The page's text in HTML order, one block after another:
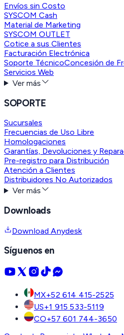
Envíos sin Costo
SYSCOM Cash
Material de Marketing
SYSCOM OUTLET
Cotice a sus Clientes
Facturación Electrónica
Soporte TécnicoConcesión de
Servicios Web
Ver más
SOPORTE
Sucursales
Frecuencias de Uso Libre
Homologaciones
Garantías, Devoluciones y
Pre-registro para Distribución
Atención a Clientes
Distribuidores No Autorizados
Ver más
Downloads
Download Anydesk
Síguenos en
MX+52 614 415-2525
US+1 915 533-5119
CO+57 601 744-3650